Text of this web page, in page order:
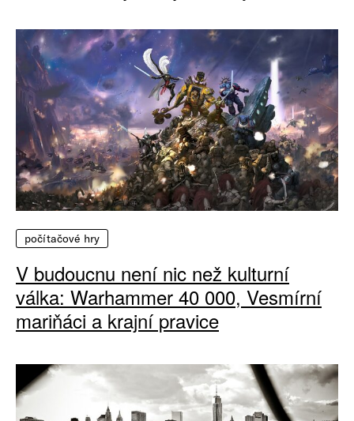
počítačové hry
V budoucnu není nic než kulturní
válka: Warhammer 40 000, Vesmírní
mariňáci a krajní pravice